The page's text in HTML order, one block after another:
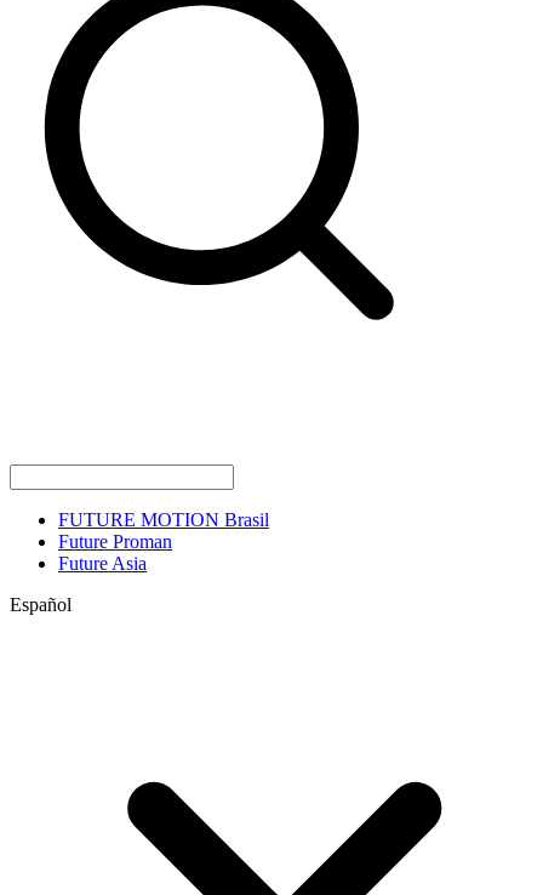
FUTURE MOTION Brasil
Future Proman
Future Asia
Español